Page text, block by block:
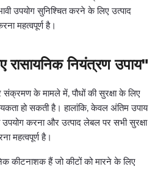
उपयोग सुनिश्चित करने के लिए उत्पाद
महत्वपूर्ण है।
नियंत्रण उपाय"
के मामले में, पौधों की सुरक्षा के लिए
हो सकती है। हालांकि, केवल अंतिम उपाय
करना और उत्पाद लेबल पर सभी सुरक्षा
महत्वपूर्ण है।
कीटनाशक हैं जो कीटों को मारने के लिए